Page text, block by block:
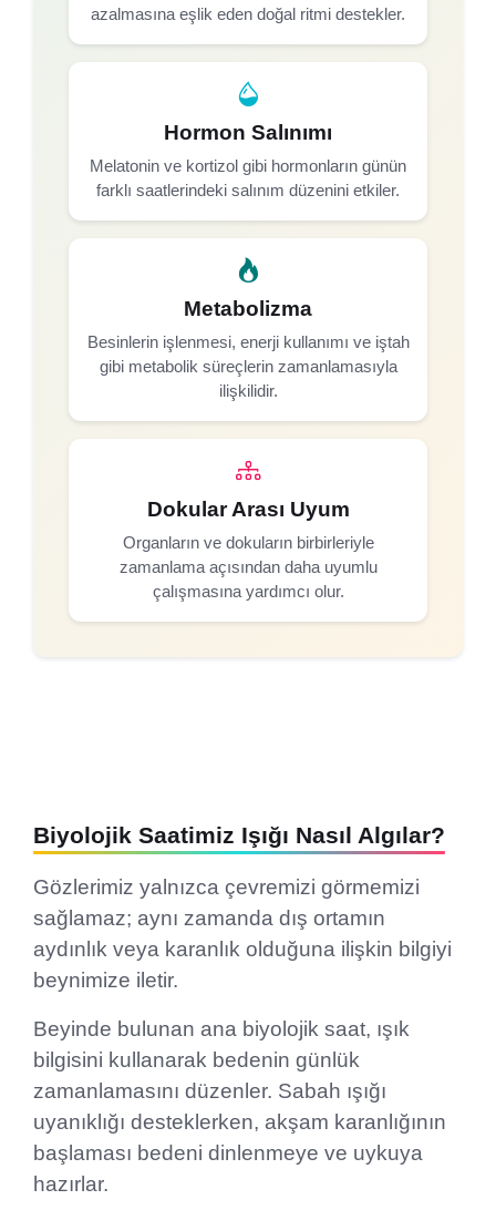
azalmasına eşlik eden doğal ritmi destekler.
Hormon Salınımı
Melatonin ve kortizol gibi hormonların günün
farklı saatlerindeki salınım düzenini etkiler.
Metabolizma
Besinlerin işlenmesi, enerji kullanımı ve iştah
gibi metabolik süreçlerin zamanlamasıyla
ilişkilidir.
Dokular Arası Uyum
Organların ve dokuların birbirleriyle
zamanlama açısından daha uyumlu
çalışmasına yardımcı olur.
Biyolojik Saatimiz Işığı Nasıl Algılar?
Gözlerimiz yalnızca çevremizi görmemizi
sağlamaz; aynı zamanda dış ortamın
aydınlık veya karanlık olduğuna ilişkin bilgiyi
beynimize iletir.
Beyinde bulunan ana biyolojik saat, ışık
bilgisini kullanarak bedenin günlük
zamanlamasını düzenler. Sabah ışığı
uyanıklığı desteklerken, akşam karanlığının
başlaması bedeni dinlenmeye ve uykuya
hazırlar.